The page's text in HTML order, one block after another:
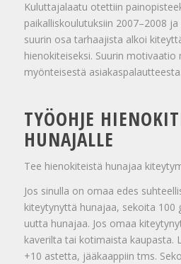
Kuluttajalaatu otettiin
paikalliskoulutuksiin 2007–2008
suurin osa tarhaajista alkoi
hienokiteiseksi. Suurin motivaatio
myönteisestä asiakaspalautteesta.
TYÖOHJE
HUNAJALLE
Tee hienokiteistä hunajaa
Jos sinulla on omaa edes
kiteytynyttä hunajaa, sekoita 100
uutta hunajaa. Jos omaa
kaverilta tai kotimaista kaupasta.
+10 astetta, jääkaappiin tms.